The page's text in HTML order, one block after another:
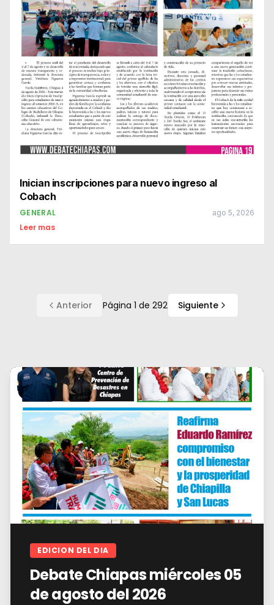
Inician inscripciones para nuevo ingreso al
Cobach
GENERAL ago 5, 2026
Leer mas
Anterior Página 1 de 292 Siguiente
EDICION DEL DIA
Debate Chiapas miércoles 05
de agosto del 2026